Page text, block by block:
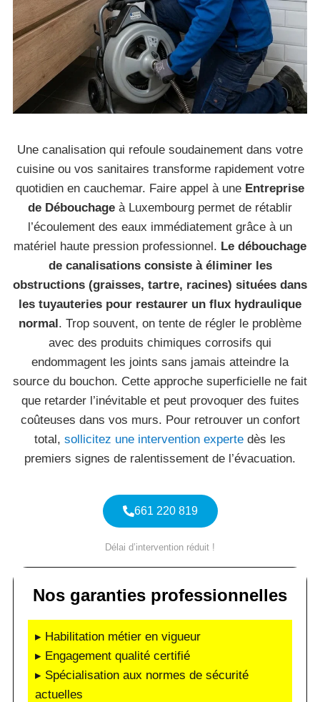
Une canalisation qui refoule soudainement dans votre
cuisine ou vos sanitaires transforme rapidement votre
quotidien en cauchemar. Faire appel à une Entreprise
de Débouchage à Luxembourg permet de rétablir
l’écoulement des eaux immédiatement grâce à un
matériel haute pression professionnel. Le débouchage
de canalisations consiste à éliminer les
obstructions (graisses, tartre, racines) situées dans
les tuyauteries pour restaurer un flux hydraulique
normal. Trop souvent, on tente de régler le problème
avec des produits chimiques corrosifs qui
endommagent les joints sans jamais atteindre la
source du bouchon. Cette approche superficielle ne fait
que retarder l’inévitable et peut provoquer des fuites
coûteuses dans vos murs. Pour retrouver un confort
total, sollicitez une intervention experte dès les
premiers signes de ralentissement de l’évacuation.
661 220 819
Délai d’intervention réduit !
Nos garanties professionnelles
▸ Habilitation métier en vigueur
▸ Engagement qualité certifié
▸ Spécialisation aux normes de sécurité
actuelles